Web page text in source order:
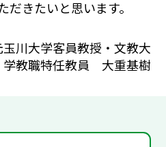
きたいと思います。
川大学客員教授・文教大
学教職特任教員 大重基樹